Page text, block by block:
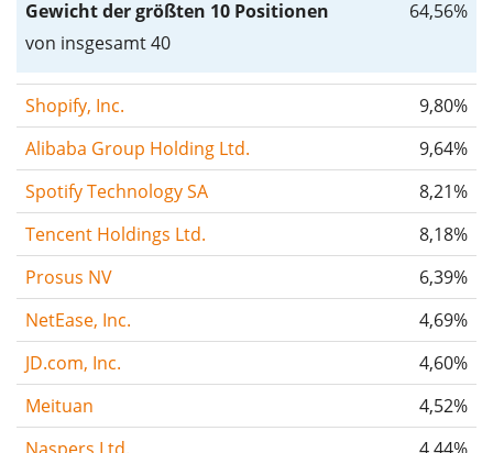
Gewicht der größten 10 Positionen
von insgesamt 40
64,56%
Shopify, Inc.
9,80%
Alibaba Group Holding Ltd.
9,64%
Spotify Technology SA
8,21%
Tencent Holdings Ltd.
8,18%
Prosus NV
6,39%
NetEase, Inc.
4,69%
JD.com, Inc.
4,60%
Meituan
4,52%